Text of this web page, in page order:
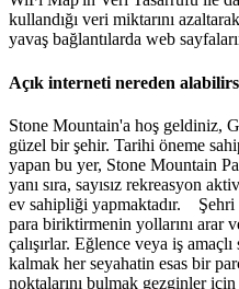
kullandığı veri miktarını
yavaş bağlantılarda web
Açık interneti nereden
Stone Mountain'a hoş geldiniz,
güzel bir şehir. Tarihi öneme
yapan bu yer, Stone Mountain
yanı sıra, sayısız rekreasyon
ev sahipliği yapmaktadır.
para biriktirmenin yollarını arar
çalışırlar. Eğlence veya iş
kalmak her seyahatin esas bir
noktalarını bulmak gezginler